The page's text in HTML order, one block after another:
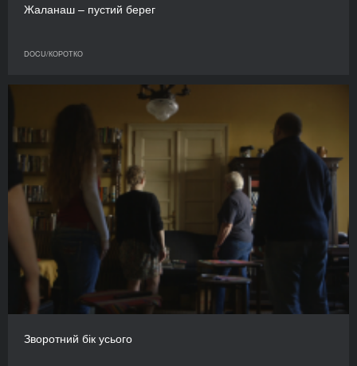
Жаланаш – пустий берег
DOCU/КОРОТКО
Зворотний бік усього